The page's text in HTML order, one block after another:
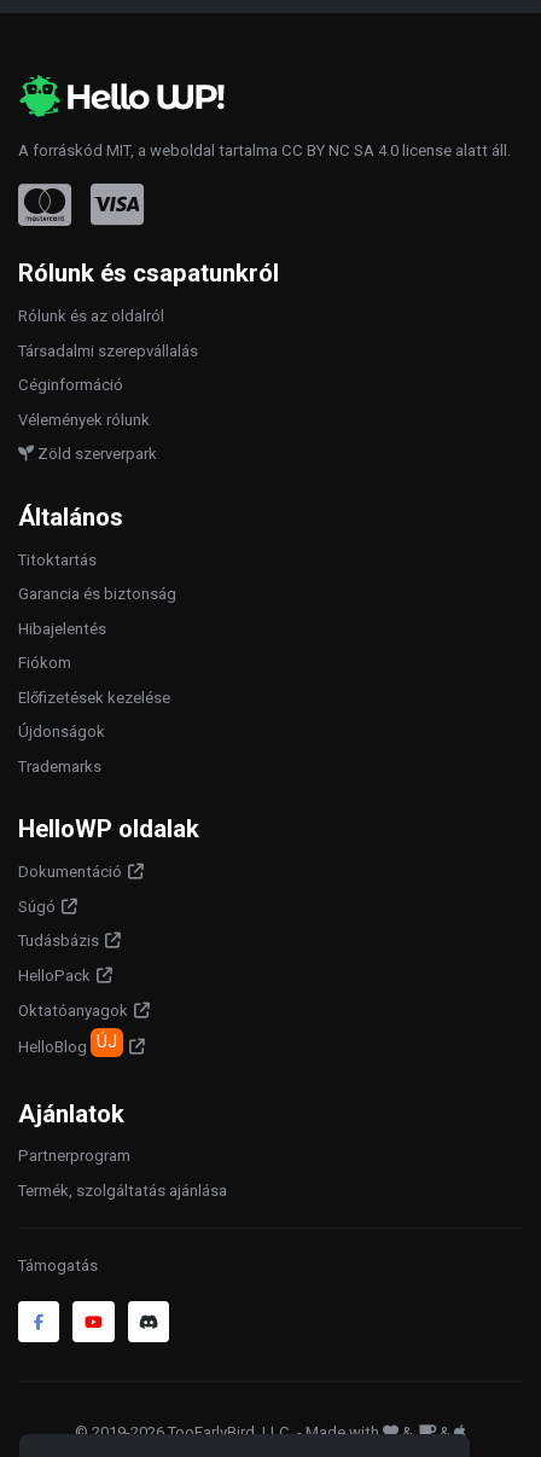
A forráskód MIT, a weboldal tartalma CC BY NC SA 4.0 license alatt áll.
Rólunk és csapatunkról
Rólunk és az oldalról
Társadalmi szerepvállalás
Céginformáció
Vélemények rólunk
Zöld szerverpark
Általános
Titoktartás
Garancia és biztonság
Hibajelentés
Fiókom
Előfizetések kezelése
Újdonságok
Trademarks
HelloWP oldalak
Dokumentáció
Súgó
Tudásbázis
HelloPack
Oktatóanyagok
HelloBlog ÚJ
Ajánlatok
Partnerprogram
Termék, szolgáltatás ajánlása
Támogatás
© 2019-2026 TooEarlyBird, LLC. - Made with & &